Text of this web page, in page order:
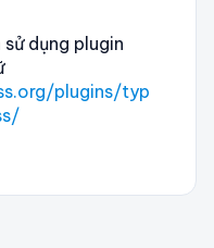
dụng plugin
plugins/typ